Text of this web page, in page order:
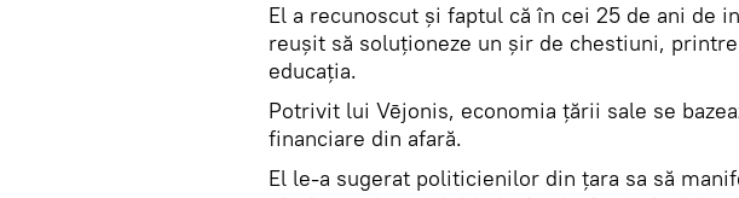
El a recunoscut și faptul că în cei 25 de ani de
reușit să soluționeze un șir de chestiuni,
educația.
Potrivit lui Vējonis, economia țării sale se
financiare din afară.
El le-a sugerat politicienilor din țara sa să